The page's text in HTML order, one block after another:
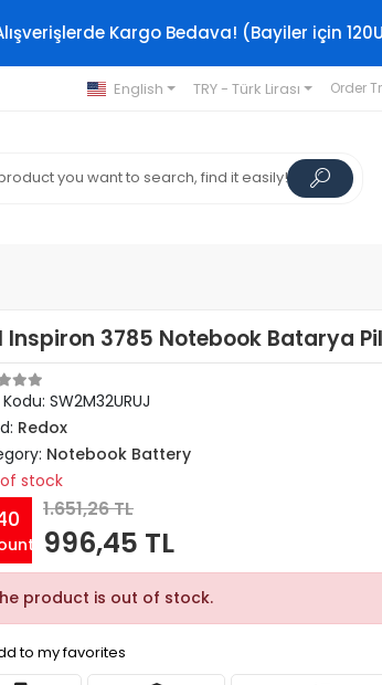
Kargo Bedava! (Bayiler için
English TRY - Türk Lirası Order
Inspiron 3785 Notebook Batarya
SW2M32URUJ
Redox
Notebook Battery
stock
1.651,26 TL
996,45 TL
product is out of stock.
to my favorites